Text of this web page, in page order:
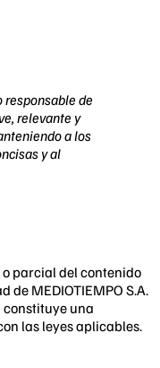
de
relevante y
a los
y al
parcial del contenido
de MEDIOTIEMPO S.A.
constituye una
las leyes aplicables.